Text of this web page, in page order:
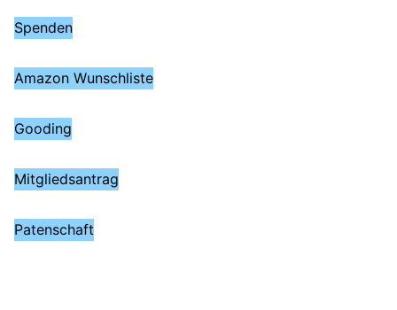
Spenden
Amazon Wunschliste
Gooding
Mitgliedsantrag
Patenschaft